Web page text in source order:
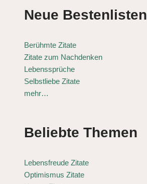
Neue Bestenlisten
Berühmte Zitate
Zitate zum Nachdenken
Lebenssprüche
Selbstliebe Zitate
mehr…
Beliebte Themen
Lebensfreude Zitate
Optimismus Zitate